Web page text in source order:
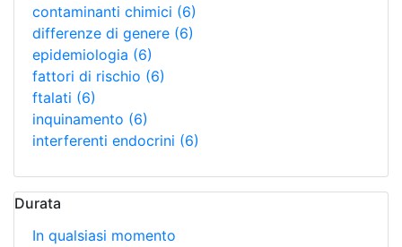
contaminanti chimici (6)
differenze di genere (6)
epidemiologia (6)
fattori di rischio (6)
ftalati (6)
inquinamento (6)
interferenti endocrini (6)
Durata
In qualsiasi momento